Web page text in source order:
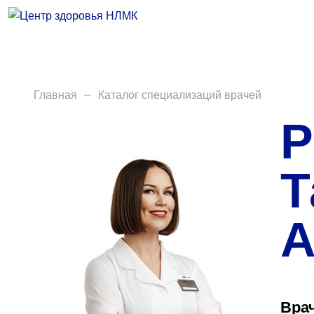
Анализы
Пациентам
Вакансии
Центр здоровья НЛМК
Главная Каталог специализаций врачей